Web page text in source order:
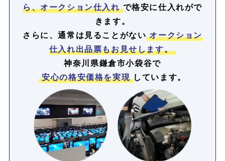
ら、オークション仕入れ で格安に仕入れがで
きます。
さらに、通常は見ることがない オークション
仕入れ出品票もお見せします。
神奈川県鎌倉市小袋谷で
安心の格安価格を実現 しています。